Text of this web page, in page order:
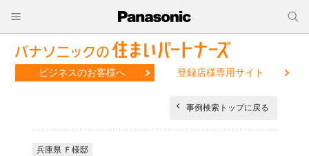
ビジネスのお客様へ 登録店様専用サイト
事例検索トップに戻る
兵庫県 Ｆ様邸